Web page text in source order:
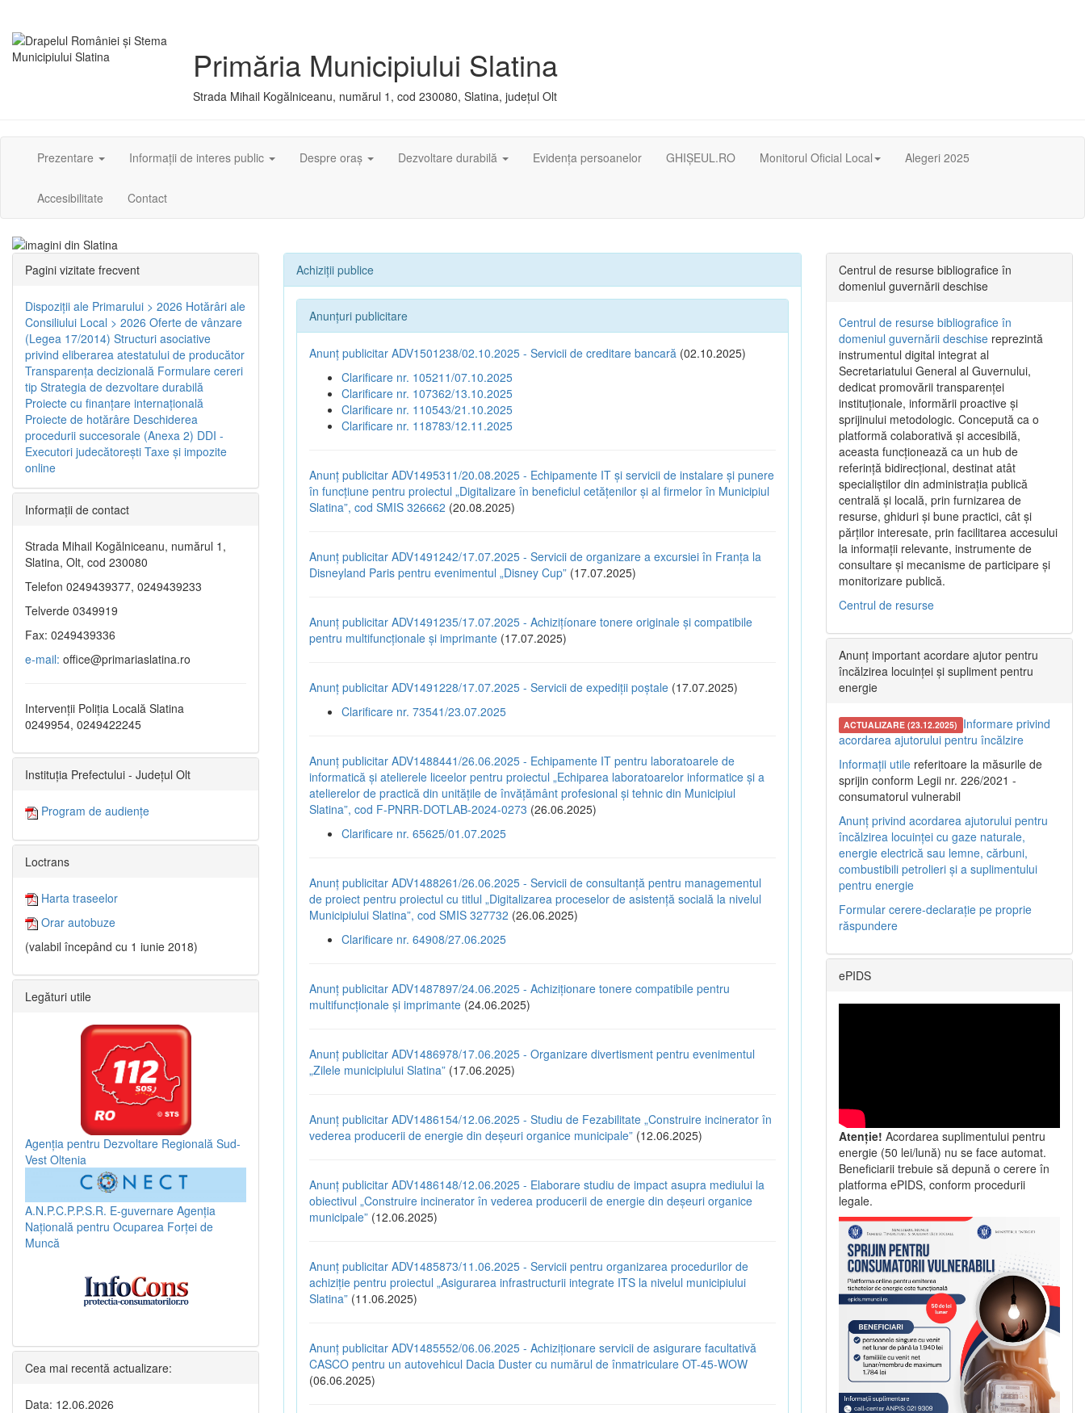
Primăria Municipiului Slatina
Strada Mihail Kogălniceanu, numărul 1, cod 230080, Slatina, județul Olt
Prezentare Informații de interes public Despre oraș Dezvoltare durabilă Evidența persoanelor GHIȘEUL.RO Monitorul Oficial Local Alegeri 2025
Accesibilitate Contact
Achiziții publice
Anunțuri publicitare
Anunț publicitar ADV1501238/02.10.2025 - Servicii de creditare bancară (02.10.2025)
Clarificare nr. 105211/07.10.2025
Clarificare nr. 107362/13.10.2025
Clarificare nr. 110543/21.10.2025
Clarificare nr. 118783/12.11.2025
Anunț publicitar ADV1495311/20.08.2025 - Echipamente IT și servicii de instalare și punere
în funcțiune pentru proiectul „Digitalizare în beneficiul cetățenilor și al firmelor în Municipiul
Slatina”, cod SMIS 326662 (20.08.2025)
Anunț publicitar ADV1491242/17.07.2025 - Servicii de organizare a excursiei în Franța la
Disneyland Paris pentru evenimentul „Disney Cup” (17.07.2025)
Anunț publicitar ADV1491235/17.07.2025 - Achizițíonare tonere originale și compatibile
pentru multifuncționale și imprimante (17.07.2025)
Anunț publicitar ADV1491228/17.07.2025 - Servicii de expediții poștale (17.07.2025)
Clarificare nr. 73541/23.07.2025
Anunț publicitar ADV1488441/26.06.2025 - Echipamente IT pentru laboratoarele de
informatică și atelierele liceelor pentru proiectul „Echiparea laboratoarelor informatice și a
atelierelor de practică din unitățile de învățământ profesional și tehnic din Municipiul
Slatina”, cod F-PNRR-DOTLAB-2024-0273 (26.06.2025)
Clarificare nr. 65625/01.07.2025
Anunț publicitar ADV1488261/26.06.2025 - Servicii de consultanță pentru managementul
de proiect pentru proiectul cu titlul „Digitalizarea proceselor de asistență socială la nivelul
Municipiului Slatina”, cod SMIS 327732 (26.06.2025)
Clarificare nr. 64908/27.06.2025
Anunț publicitar ADV1487897/24.06.2025 - Achiziționare tonere compatibile pentru
multifuncționale și imprimante (24.06.2025)
Anunț publicitar ADV1486978/17.06.2025 - Organizare divertisment pentru evenimentul
„Zilele municipiului Slatina” (17.06.2025)
Anunț publicitar ADV1486154/12.06.2025 - Studiu de Fezabilitate „Construire incinerator în
vederea producerii de energie din deșeuri organice municipale” (12.06.2025)
Anunț publicitar ADV1486148/12.06.2025 - Elaborare studiu de impact asupra mediului la
obiectivul „Construire incinerator în vederea producerii de energie din deșeuri organice
municipale” (12.06.2025)
Anunț publicitar ADV1485873/11.06.2025 - Servicii pentru organizarea procedurilor de
achiziție pentru proiectul „Asigurarea infrastructurii integrate ITS la nivelul municipiului
Slatina” (11.06.2025)
Anunț publicitar ADV1485552/06.06.2025 - Achiziționare servicii de asigurare facultativă
CASCO pentru un autovehicul Dacia Duster cu numărul de înmatriculare OT-45-WOW
(06.06.2025)
Pagini vizitate frecvent
Dispoziţii ale Primarului > 2026 Hotărâri ale
Consiliului Local > 2026 Oferte de vânzare
(Legea 17/2014) Structuri asociative
privind eliberarea atestatului de producător
Transparenţa decizională Formulare cereri
tip Strategia de dezvoltare durabilă
Proiecte cu finanţare internaţională
Proiecte de hotărâre Deschiderea
procedurii succesorale (Anexa 2) DDI -
Executori judecătorești Taxe şi impozite
online
Informaţii de contact
Strada Mihail Kogălniceanu, numărul 1,
Slatina, Olt, cod 230080
Telefon 0249439377, 0249439233
Telverde 0349919
Fax: 0249439336
e-mail: office@primariaslatina.ro
Intervenții Poliția Locală Slatina
0249954, 0249422245
Instituția Prefectului - Județul Olt
Program de audiențe
Loctrans
Harta traseelor
Orar autobuze
(valabil începând cu 1 iunie 2018)
Legături utile
Agenția pentru Dezvoltare Regională Sud-
Vest Oltenia
A.N.P.C.P.P.S.R. E-guvernare Agenția
Națională pentru Ocuparea Forței de
Muncă
Cea mai recentă actualizare:
Data: 12.06.2026
Centrul de resurse bibliografice în
domeniul guvernării deschise
Centrul de resurse bibliografice în
domeniul guvernării deschise reprezintă
instrumentul digital integrat al
Secretariatului General al Guvernului,
dedicat promovării transparenței
instituționale, informării proactive și
sprijinului metodologic. Concepută ca o
platformă colaborativă și accesibilă,
aceasta funcționează ca un hub de
referință bidirecțional, destinat atât
specialiștilor din administrația publică
centrală și locală, prin furnizarea de
resurse, ghiduri și bune practici, cât și
părților interesate, prin facilitarea accesului
la informații relevante, instrumente de
consultare și mecanisme de participare și
monitorizare publică.
Centrul de resurse
Anunț important acordare ajutor pentru
încălzirea locuinței și supliment pentru
energie
ACTUALIZARE (23.12.2025) Informare privind
acordarea ajutorului pentru încălzire
Informații utile referitoare la măsurile de
sprijin conform Legii nr. 226/2021 -
consumatorul vulnerabil
Anunț privind acordarea ajutorului pentru
încălzirea locuinței cu gaze naturale,
energie electrică sau lemne, cărbuni,
combustibili petrolieri și a suplimentului
pentru energie
Formular cerere-declarație pe proprie
răspundere
ePIDS
Atenție! Acordarea suplimentului pentru
energie (50 lei/lună) nu se face automat.
Beneficiarii trebuie să depună o cerere în
platforma ePIDS, conform procedurii
legale.